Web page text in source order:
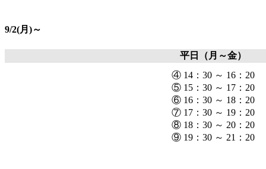
9/2(月)～
平日（月～金）
④ 14：30 ～ 16：20
⑤ 15：30 ～ 17：20
⑥ 16：30 ～ 18：20
⑦ 17：30 ～ 19：20
⑧ 18：30 ～ 20：20
⑨ 19：30 ～ 21：20